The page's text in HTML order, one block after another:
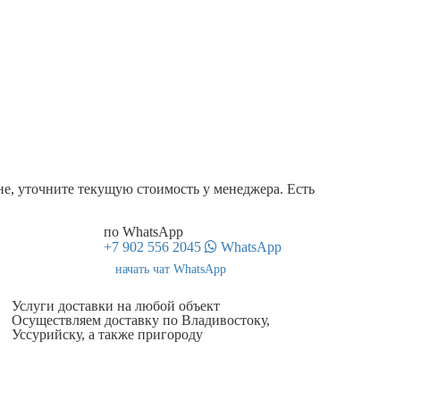
уточните текущую стоимость у менеджера. Есть
по WhatsApp
+7 902 556 2045
WhatsApp
начать чат WhatsApp
Услуги доставки на любой объект
Осуществляем доставку по Владивостоку,
Уссурийску, а также пригороду